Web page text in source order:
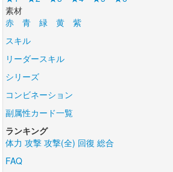
素材
赤
青 緑 黄
紫
スキル
リーダースキル
シリーズ
コンビネーション
副属性カード一覧
ランキング
体力 攻撃 攻撃(全) 回復 総合
FAQ